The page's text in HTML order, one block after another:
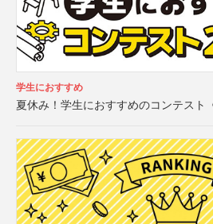
学生におすすめ
夏休み！学生におすすめのコンテスト